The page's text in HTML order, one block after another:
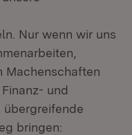
Nur wenn wir uns
Machenschaften
und
übergreifende
bringen: